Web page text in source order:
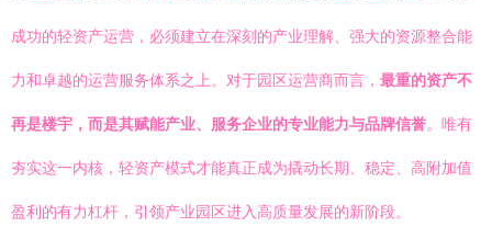
成功的轻资产运营，必须建立在深刻的产业理解、强大的资源整合能
力和卓越的运营服务体系之上。对于园区运营商而言， 最重的资产不
再是楼宇，而是其赋能产业、服务企业的专业能力与品牌信誉。唯有
夯实这一内核，轻资产模式才能真正成为撬动长期、稳定、高附加值
盈利的有力杠杆，引领产业园区进入高质量发展的新阶段。